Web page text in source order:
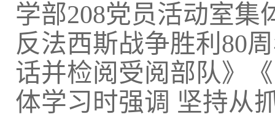
学部208党员活动室
反法西斯战争胜利80
话并检阅受阅部队》
体学习时强调 坚持从